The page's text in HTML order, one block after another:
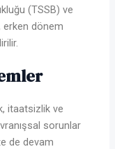
(TSSB) ve
erken dönem
itaatsizlik ve
sorunlar
de devam